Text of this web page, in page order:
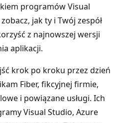
programów Visual
jak ty i Twój zespół
z najnowszej wersji
aplikacji.
krok po kroku przez dzień
Fiber, fikcyjnej firmie,
i powiązane usługi. Ich
Visual Studio, Azure